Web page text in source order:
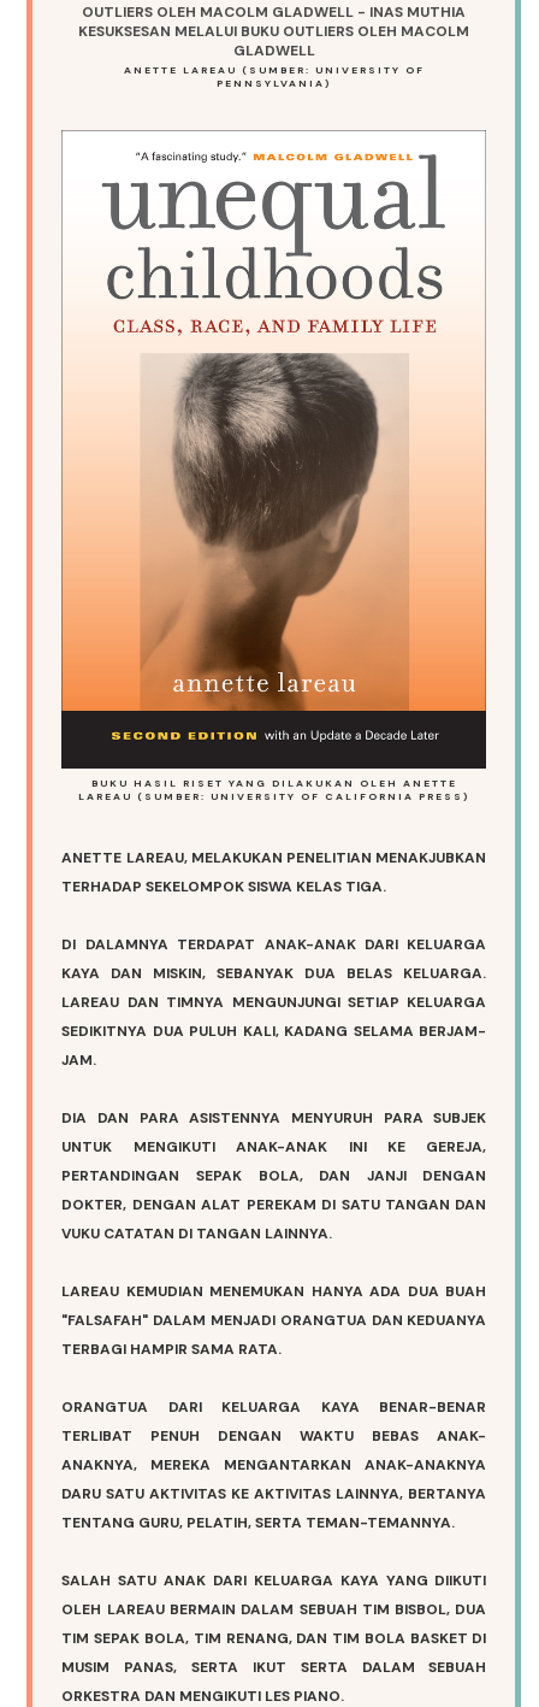
ANETTE LAREAU (SUMBER: UNIVERSITY OF
PENNSYLVANIA)
BUKU HASIL RISET YANG DILAKUKAN OLEH ANETTE
LAREAU (SUMBER: UNIVERSITY OF CALIFORNIA PRESS)
ANETTE LAREAU, MELAKUKAN PENELITIAN MENAKJUBKAN
TERHADAP SEKELOMPOK SISWA KELAS TIGA.
DI DALAMNYA TERDAPAT ANAK-ANAK DARI KELUARGA
KAYA DAN MISKIN, SEBANYAK DUA BELAS KELUARGA.
LAREAU DAN TIMNYA MENGUNJUNGI SETIAP KELUARGA
SEDIKITNYA DUA PULUH KALI, KADANG SELAMA BERJAM-
JAM.
DIA DAN PARA ASISTENNYA MENYURUH PARA SUBJEK
UNTUK MENGIKUTI ANAK-ANAK INI KE GEREJA,
PERTANDINGAN SEPAK BOLA, DAN JANJI DENGAN
DOKTER, DENGAN ALAT PEREKAM DI SATU TANGAN DAN
VUKU CATATAN DI TANGAN LAINNYA.
LAREAU KEMUDIAN MENEMUKAN HANYA ADA DUA BUAH
"FALSAFAH" DALAM MENJADI ORANGTUA DAN KEDUANYA
TERBAGI HAMPIR SAMA RATA.
ORANGTUA DARI KELUARGA KAYA BENAR-BENAR
TERLIBAT PENUH DENGAN WAKTU BEBAS ANAK-
ANAKNYA, MEREKA MENGANTARKAN ANAK-ANAKNYA
DARU SATU AKTIVITAS KE AKTIVITAS LAINNYA, BERTANYA
TENTANG GURU, PELATIH, SERTA TEMAN-TEMANNYA.
SALAH SATU ANAK DARI KELUARGA KAYA YANG DIIKUTI
OLEH LAREAU BERMAIN DALAM SEBUAH TIM BISBOL, DUA
TIM SEPAK BOLA, TIM RENANG, DAN TIM BOLA BASKET DI
MUSIM PANAS, SERTA IKUT SERTA DALAM SEBUAH
ORKESTRA DAN MENGIKUTI LES PIANO.